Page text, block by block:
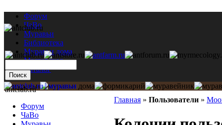
Форум
ЧаВо
Муравьи
Библиотека
Муравьи дома
Мастерская
Каталог
Главная » Пользователи »
antclub.ru
Форум
ЧаВо